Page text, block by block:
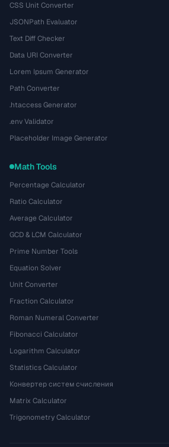
CSS Unit Converter
JSONPath Evaluator
Text Diff Checker
Data URI Converter
Lorem Ipsum Generator
Path Converter
.htaccess Generator
.env Validator
Placeholder Image Generator
Math Tools
Percentage Calculator
Ratio Calculator
Average Calculator
GCD & LCM Calculator
Prime Number Tools
Equation Solver
Unit Converter
Fraction Calculator
Roman Numeral Converter
Fibonacci Calculator
Logarithm Calculator
Statistics Calculator
Конвертер систем счисления
Matrix Calculator
Trigonometry Calculator